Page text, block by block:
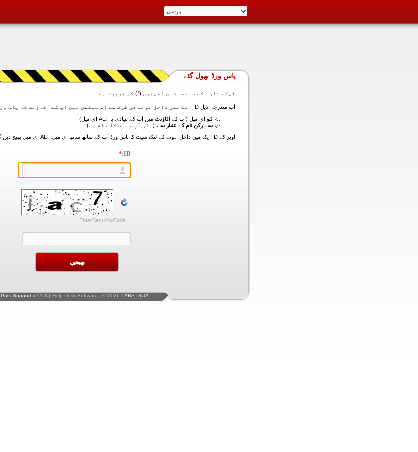
پاس ورڈ بھول گئے
ایک ستارے کے ساتھ نشان کھیتوں (*) کی ضرورت ہے.
آپ مندرجہ ذیل ID ایک میں داخل ہونے کی طرف سے اس سیکشن میں آپ کے اکاؤنٹ کا پاس ورڈ حاصل کر سکتے ہیں:
کو ای میل (آپ کے اکاؤنٹ میں آپ کے بنیادی یا ALT ای میل)
سے رکن نام کے عتبار سے (اگر آپ صارف کا نام ہے)
اوپر کے ID ایک میں داخل ہونے کے لنک سیٹ کا پاس ورڈ آپ کے ساتھ ساتھ ای میل ALT ای میل بھیج دیں گے.
ID:
*
EnterSecurityCode
Pars Support v2.1.8 | Help Desk Software | © 2026 PARS DATA